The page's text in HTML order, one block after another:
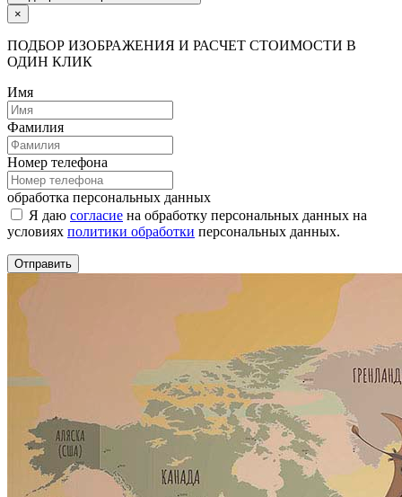
×
ПОДБОР ИЗОБРАЖЕНИЯ И РАСЧЕТ СТОИМОСТИ В
ОДИН КЛИК
Имя
Фамилия
Номер телефона
обработка персональных данных
Я даю согласие на обработку персональных данных на
условиях политики обработки персональных данных.
Отправить